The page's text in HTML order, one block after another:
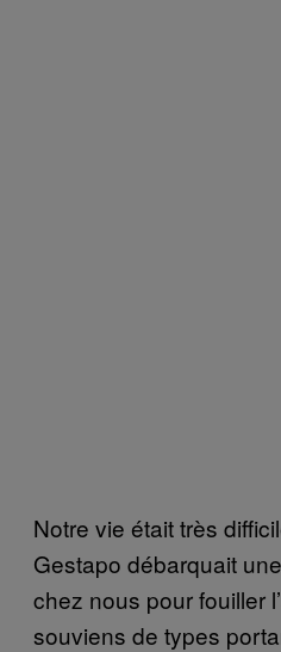
Notre vie était très
Gestapo débarquait
chez nous pour fouiller
souviens de types